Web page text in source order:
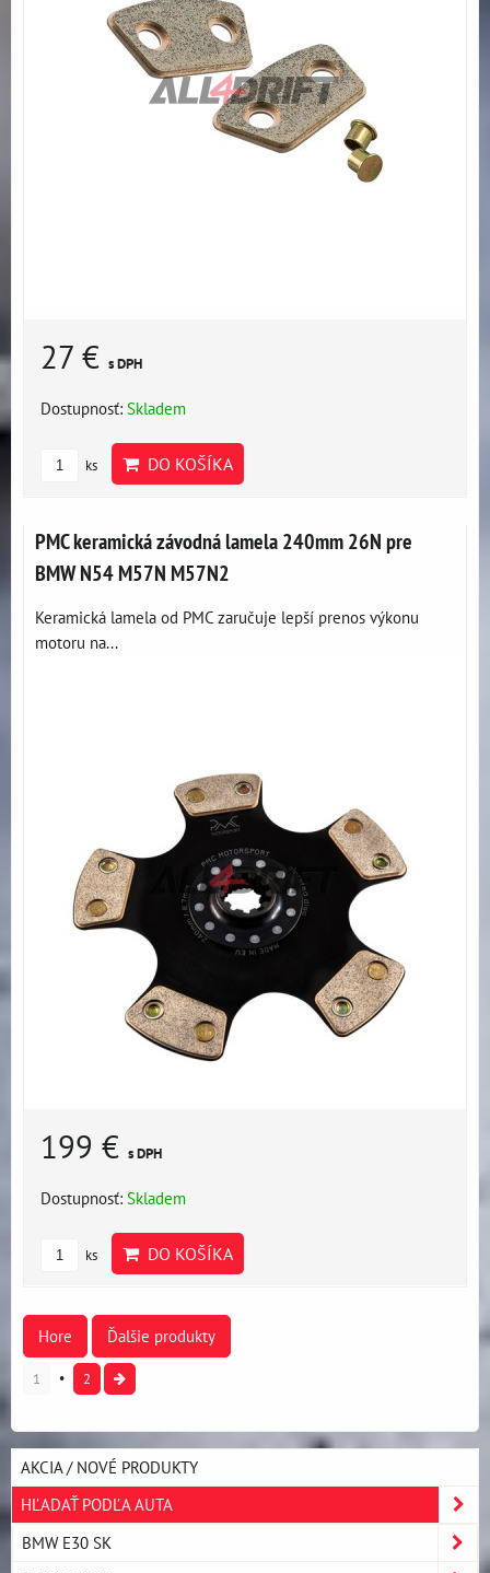
27 € s DPH
Dostupnosť: Skladem
ks DO KOŠÍKA
PMC keramická závodná lamela 240mm 26N pre
BMW N54 M57N M57N2
Keramická lamela od PMC zaručuje lepší prenos výkonu
motoru na...
199 € s DPH
Dostupnosť: Skladem
ks DO KOŠÍKA
Hore Ďalšie produkty
1 2
AKCIA / NOVÉ PRODUKTY
HĽADAŤ PODĽA AUTA
BMW E30 SK